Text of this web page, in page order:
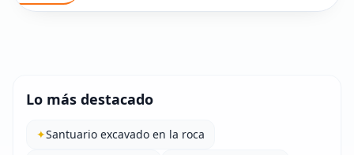
Lo más destacado
✦Santuario excavado en la roca